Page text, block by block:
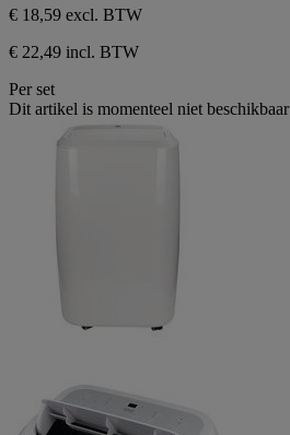
€ 18,59 excl. BTW
€ 22,49 incl. BTW
Per set
Dit artikel is momenteel niet beschikbaar